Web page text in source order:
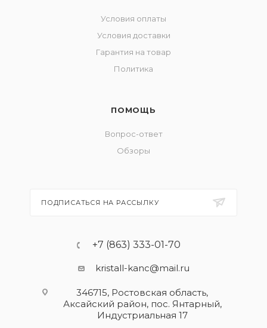
Условия оплаты
Условия доставки
Гарантия на товар
Политика
ПОМОЩЬ
Вопрос-ответ
Обзоры
ПОДПИСАТЬСЯ НА РАССЫЛКУ
+7 (863) 333-01-70
kristall-kanc@mail.ru
346715, Ростовская область​,
Аксайский район, пос. Янтарный,
Индустриальная 17